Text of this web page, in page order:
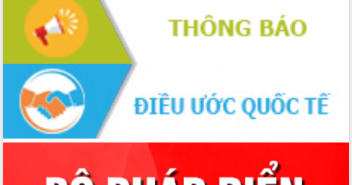
đến năm 2050
Phát động chiến dịch 30 ngày đêm
giải phóng mặt bằng Tuyến đường bộ
ven biển
Đắk Lắk nỗ lực thúc đẩy tăng trưởng
kinh tế từ 10% trở lên trong Quý
II/2026
Đắk Lắk ký kết thỏa thuận hợp tác về
chuyển đổi số giai đoạn 2026 – 2030
Việt Nam